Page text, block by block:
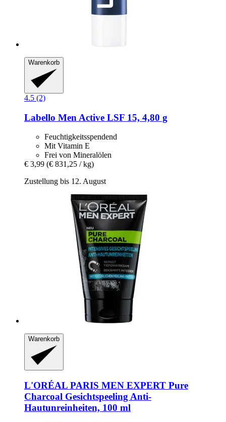
Warenkorb
4.5 (2)
Labello Men Active LSF 15, 4,80 g
Feuchtigkeitsspendend
Mit Vitamin E
Frei von Mineralölen
€ 3,99 (€ 831,25 / kg)
Zustellung bis 12. August
Warenkorb
L'ORÉAL PARIS MEN EXPERT Pure
Charcoal Gesichtspeeling Anti-​
Hautunreinheiten, 100 ml